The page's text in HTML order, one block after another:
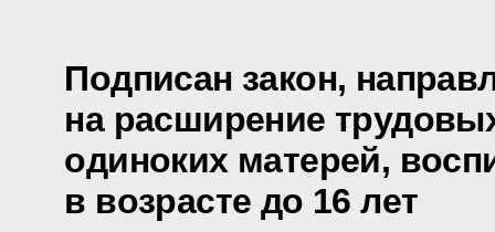
Подписан закон,
на расширение
одиноких матерей,
в возрасте до 16 лет